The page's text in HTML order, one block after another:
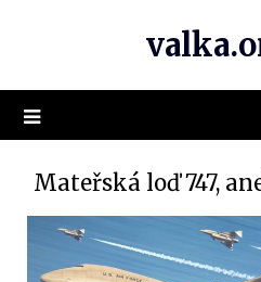
Mateřská loď 747,